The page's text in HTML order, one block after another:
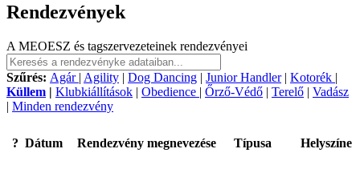
Rendezvények
A MEOESZ és tagszervezeteinek rendezvényei
Szűrés: Agár | Agility | Dog Dancing | Junior Handler| Kotorék |
Küllem | Klubkiállítások | Obedience | Őrző-Védő | Terelő | Vadász
| Minden rendezvény
? Dátum Rendezvény megnevezése Típusa Helyszíne